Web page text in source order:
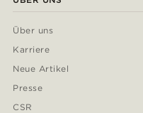
Über uns
Karriere
Neue Artikel
Presse
CSR